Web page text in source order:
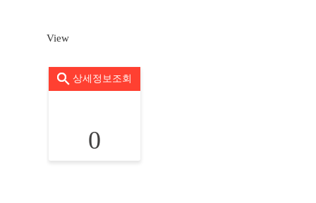
View
상세정보조회
0